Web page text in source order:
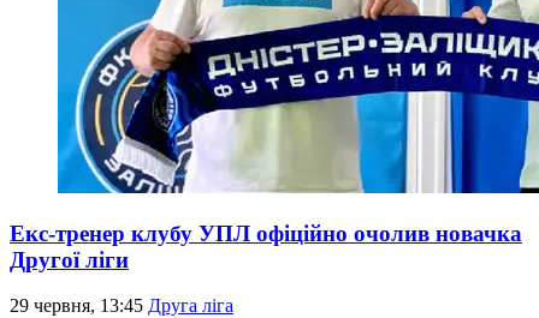
Екс-тренер клубу УПЛ офіційно очолив новачка
Другої ліги
29 червня, 13:45 Друга ліга